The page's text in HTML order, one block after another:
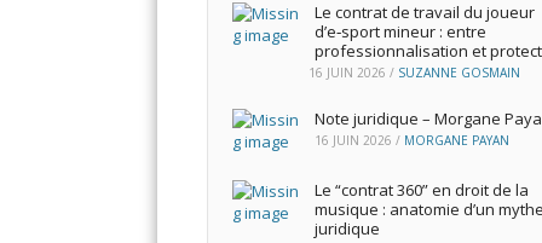
Le contrat de travail du joueur
d’e‑sport mineur : entre
professionnalisation et
16 JUIN 2026 / SUZANNE GOSMAIN
Note juridique – Morgane
16 JUIN 2026 / MORGANE PAYAN
Le “contrat 360” en droit de la
musique : anatomie d’un mythe
juridique